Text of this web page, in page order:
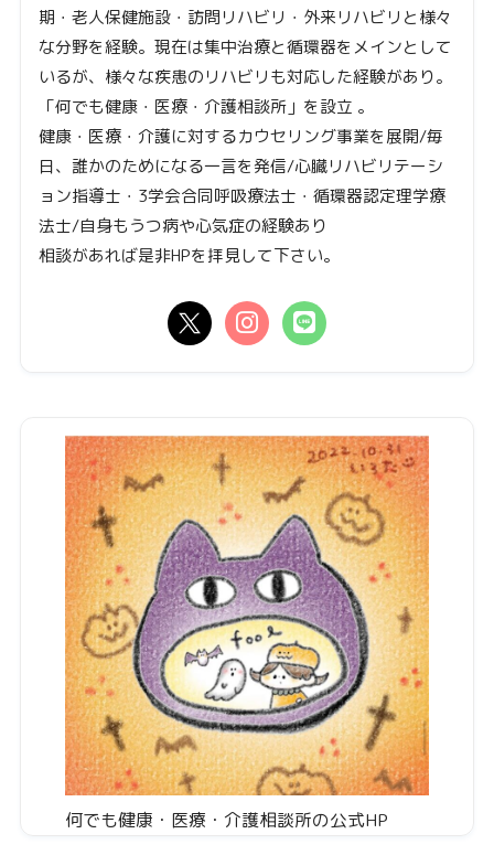
期・老人保健施設・訪問リハビリ・外来リハビリと様々
な分野を経験。現在は集中治療と循環器をメインとして
いるが、様々な疾患のリハビリも対応した経験があり。
「何でも健康・医療・介護相談所」を設立 。
健康・医療・介護に対するカウセリング事業を展開/毎
日、誰かのためになる一言を発信/心臓リハビリテーシ
ョン指導士・3学会合同呼吸療法士・循環器認定理学療
法士/自身もうつ病や心気症の経験あり
相談があれば是非HPを拝見して下さい。
何でも健康・医療・介護相談所の公式HP